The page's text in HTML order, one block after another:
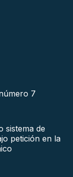
7
sistema de
petición en la